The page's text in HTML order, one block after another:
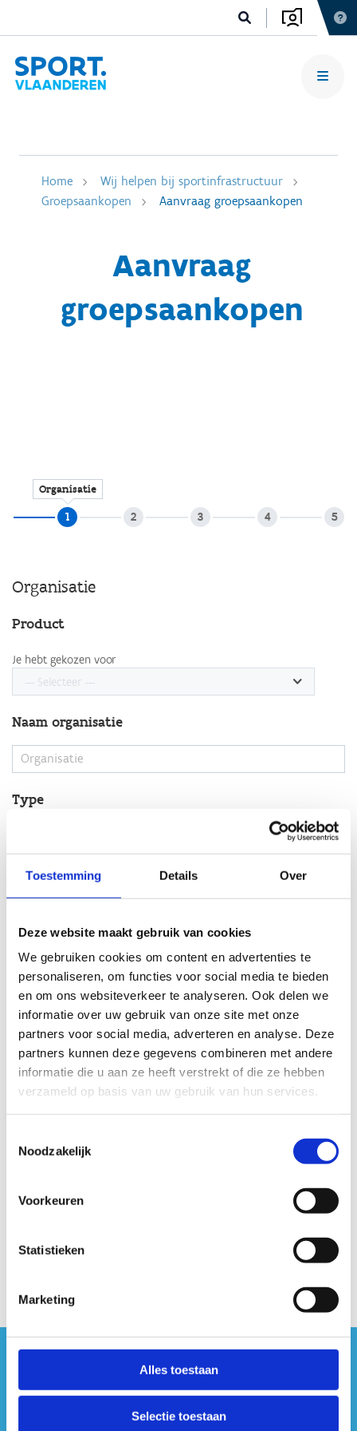
Toestemming Details Over
Deze website maakt gebruik van cookies
We gebruiken cookies om content en advertenties te
personaliseren, om functies voor social media te bieden
en om ons websiteverkeer te analyseren. Ook delen we
informatie over uw gebruik van onze site met onze
partners voor social media, adverteren en analyse. Deze
partners kunnen deze gegevens combineren met andere
informatie die u aan ze heeft verstrekt of die ze hebben
verzameld op basis van uw gebruik van hun services.
Noodzakelijk
Voorkeuren
Statistieken
Marketing
Alles toestaan
Selectie toestaan
Home
Wij helpen bij sportinfrastructuur
Groepsaankopen
Aanvraag groepsaankopen
Aanvraag
groepsaankopen
#sportersbelevenmeer
ook op sociale media